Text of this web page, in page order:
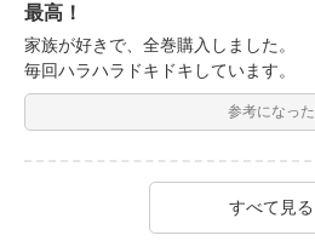
最高！
家族が好きで、全巻購入しました。
毎回ハラハラドキドキしています。
参考になった
すべて見る